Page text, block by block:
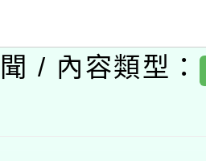
容與教學軟體
委員會函釋公
/ 內容類型：